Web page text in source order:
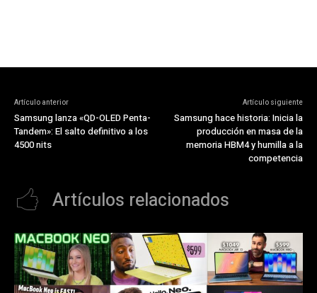
Artículo anterior
Samsung lanza «QD-OLED Penta-
Tandem»: El salto definitivo a los
4500 nits
Artículo siguiente
Samsung hace historia: Inicia la
producción en masa de la
memoria HBM4 y humilla a la
competencia
Artículos relacionados